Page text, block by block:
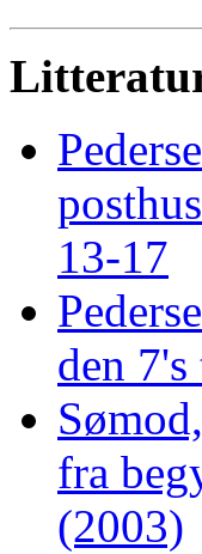
13-17
den
fra
(2003)